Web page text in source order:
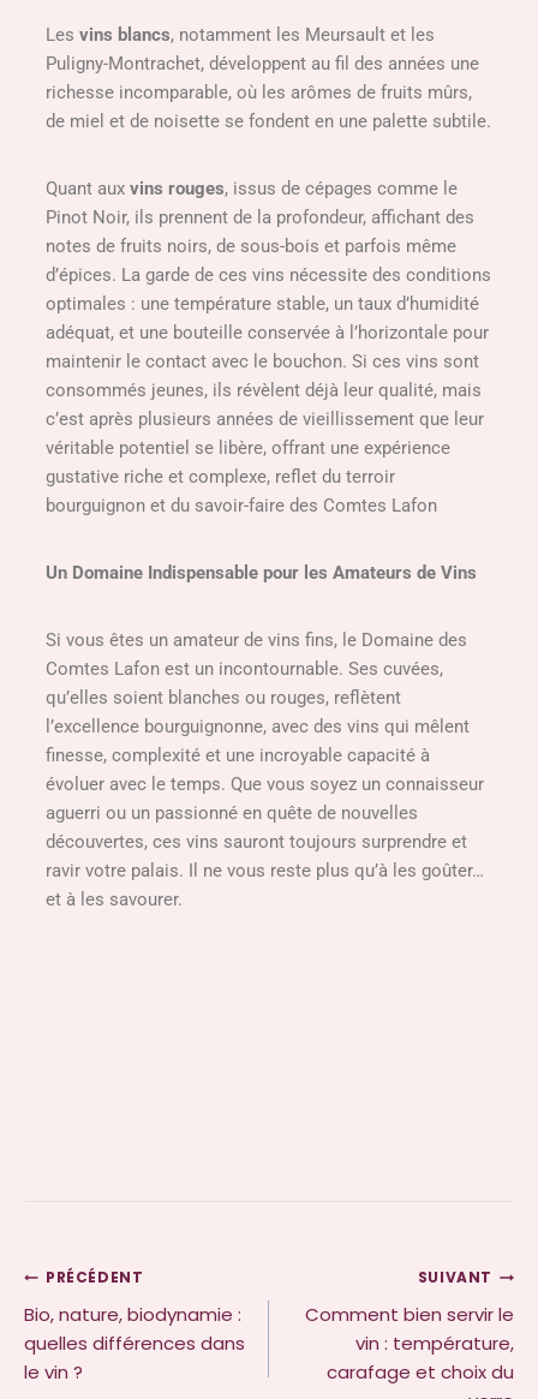
Les vins blancs, notamment les Meursault et les
Puligny-Montrachet, développent au fil des années une
richesse incomparable, où les arômes de fruits mûrs,
de miel et de noisette se fondent en une palette subtile.
Quant aux vins rouges, issus de cépages comme le
Pinot Noir, ils prennent de la profondeur, affichant des
notes de fruits noirs, de sous-bois et parfois même
d’épices. La garde de ces vins nécessite des conditions
optimales : une température stable, un taux d’humidité
adéquat, et une bouteille conservée à l’horizontale pour
maintenir le contact avec le bouchon. Si ces vins sont
consommés jeunes, ils révèlent déjà leur qualité, mais
c’est après plusieurs années de vieillissement que leur
véritable potentiel se libère, offrant une expérience
gustative riche et complexe, reflet du terroir
bourguignon et du savoir-faire des Comtes Lafon
Un Domaine Indispensable pour les Amateurs de Vins
Si vous êtes un amateur de vins fins, le Domaine des
Comtes Lafon est un incontournable. Ses cuvées,
qu’elles soient blanches ou rouges, reflètent
l’excellence bourguignonne, avec des vins qui mêlent
finesse, complexité et une incroyable capacité à
évoluer avec le temps. Que vous soyez un connaisseur
aguerri ou un passionné en quête de nouvelles
découvertes, ces vins sauront toujours surprendre et
ravir votre palais. Il ne vous reste plus qu’à les goûter…
et à les savourer.
PRÉCÉDENT
Bio, nature, biodynamie :
quelles différences dans
le vin ?
SUIVANT
Comment bien servir le
vin : température,
carafage et choix du